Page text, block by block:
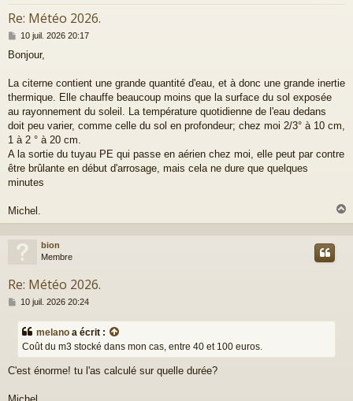
Re: Météo 2026.
M
s
a
g
10 juil. 2026 20:17
Bonjour,
La citerne contient une grande quantité d'eau, et à donc une grande inertie
thermique. Elle chauffe beaucoup moins que la surface du sol exposée
au rayonnement du soleil. La température quotidienne de l'eau dedans
doit peu varier, comme celle du sol en profondeur; chez moi 2/3° à 10 cm,
1 à 2 ° à 20 cm.
A la sortie du tuyau PE qui passe en aérien chez moi, elle peut par contre
être brûlante en début d'arrosage, mais cela ne dure que quelques
minutes
Michel.
a
bion
Membre
Re: Météo 2026.
M
s
g
e
10 juil. 2026 20:24
melano a écrit :
Coût du m3 stocké dans mon cas, entre 40 et 100 euros.
C'est énorme! tu l'as calculé sur quelle durée?